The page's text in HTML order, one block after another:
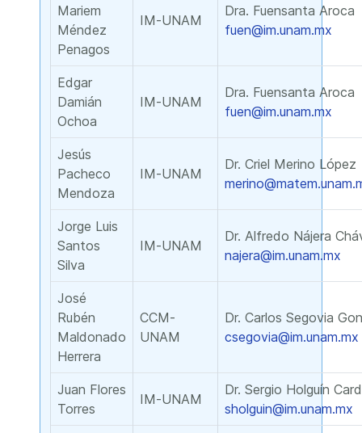
Mariem
Méndez
Penagos
IM-UNAM
Dra. Fuensanta Aroca
fuen@im.unam.mx
Edgar
Damián
Ochoa
IM-UNAM
Dra. Fuensanta Aroca
fuen@im.unam.mx
Jesús
Pacheco
Mendoza
IM-UNAM
Dr. Criel Merino López
Jorge Luis
Santos
Silva
IM-UNAM
Dr. Alfredo Nájera
najera@im.unam.mx
José
Rubén
Maldonado
Herrera
CCM-
UNAM
Dr. Carlos Segovia
csegovia@im.unam.mx
Juan Flores
Torres
IM-UNAM
Dr. Sergio Holguín
sholguin@im.unam.mx